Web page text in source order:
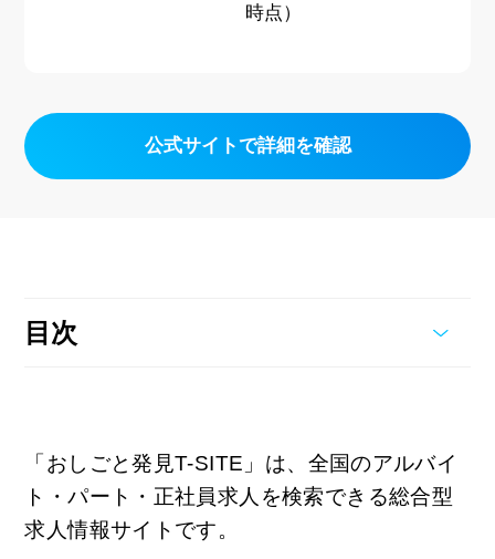
時点）
公式サイトで詳細を確認
目次
「おしごと発見T-SITE」は、全国のアルバイ
ト・パート・正社員求人を検索できる総合型
求人情報サイトです。